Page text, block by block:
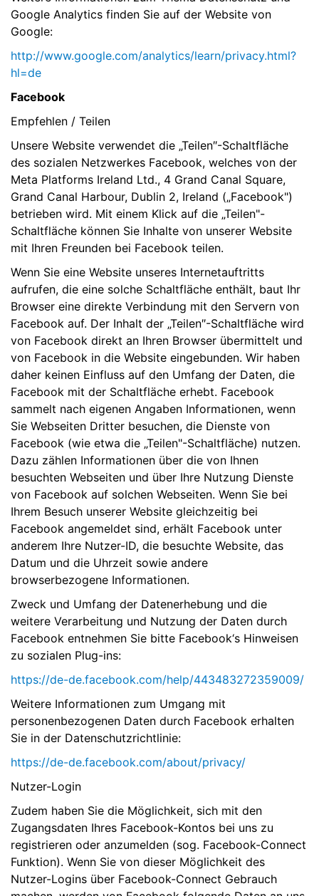
Google Analytics finden Sie auf der Website von
Google:
http://www.google.com/analytics/learn/privacy.html?
hl=de
Facebook
Empfehlen / Teilen
Unsere Website verwendet die „Teilen″-Schaltfläche
des sozialen Netzwerkes Facebook, welches von der
Meta Platforms Ireland Ltd., 4 Grand Canal Square,
Grand Canal Harbour, Dublin 2, Ireland („Facebook")
betrieben wird. Mit einem Klick auf die „Teilen"-
Schaltfläche können Sie Inhalte von unserer Website
mit Ihren Freunden bei Facebook teilen.
Wenn Sie eine Website unseres Internetauftritts
aufrufen, die eine solche Schaltfläche enthält, baut Ihr
Browser eine direkte Verbindung mit den Servern von
Facebook auf. Der Inhalt der „Teilen″-Schaltfläche wird
von Facebook direkt an Ihren Browser übermittelt und
von Facebook in die Website eingebunden. Wir haben
daher keinen Einfluss auf den Umfang der Daten, die
Facebook mit der Schaltfläche erhebt. Facebook
sammelt nach eigenen Angaben Informationen, wenn
Sie Webseiten Dritter besuchen, die Dienste von
Facebook (wie etwa die „Teilen"-Schaltfläche) nutzen.
Dazu zählen Informationen über die von Ihnen
besuchten Webseiten und über Ihre Nutzung Dienste
von Facebook auf solchen Webseiten. Wenn Sie bei
Ihrem Besuch unserer Website gleichzeitig bei
Facebook angemeldet sind, erhält Facebook unter
anderem Ihre Nutzer-ID, die besuchte Website, das
Datum und die Uhrzeit sowie andere
browserbezogene Informationen.
Zweck und Umfang der Datenerhebung und die
weitere Verarbeitung und Nutzung der Daten durch
Facebook entnehmen Sie bitte Facebook‘s Hinweisen
zu sozialen Plug-ins:
https://de-de.facebook.com/help/443483272359009/
Weitere Informationen zum Umgang mit
personenbezogenen Daten durch Facebook erhalten
Sie in der Datenschutzrichtlinie:
https://de-de.facebook.com/about/privacy/
Nutzer-Login
Zudem haben Sie die Möglichkeit, sich mit den
Zugangsdaten Ihres Facebook-Kontos bei uns zu
registrieren oder anzumelden (sog. Facebook-Connect
Funktion). Wenn Sie von dieser Möglichkeit des
Nutzer-Logins über Facebook-Connect Gebrauch